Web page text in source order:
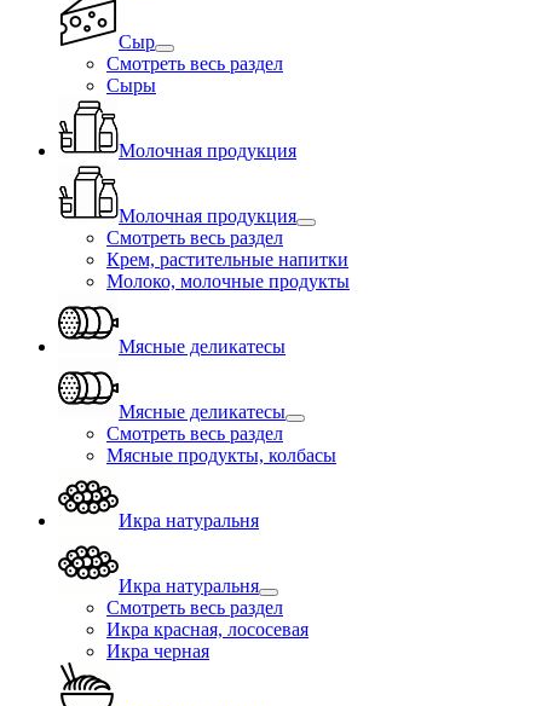
Сыр
Смотреть весь раздел
Сыры
Молочная продукция
Молочная продукция
Смотреть весь раздел
Крем, растительные напитки
Молоко, молочные продукты
Мясные деликатесы
Мясные деликатесы
Смотреть весь раздел
Мясные продукты, колбасы
Икра натуральня
Икра натуральня
Смотреть весь раздел
Икра красная, лососевая
Икра черная